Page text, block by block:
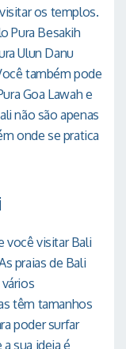
os templos.
Pura Besakih
Ulun Danu
também pode
Goa Lawah e
não são apenas
onde se pratica
você visitar Bali
praias de Bali
têm tamanhos
poder surfar
sua ideia é